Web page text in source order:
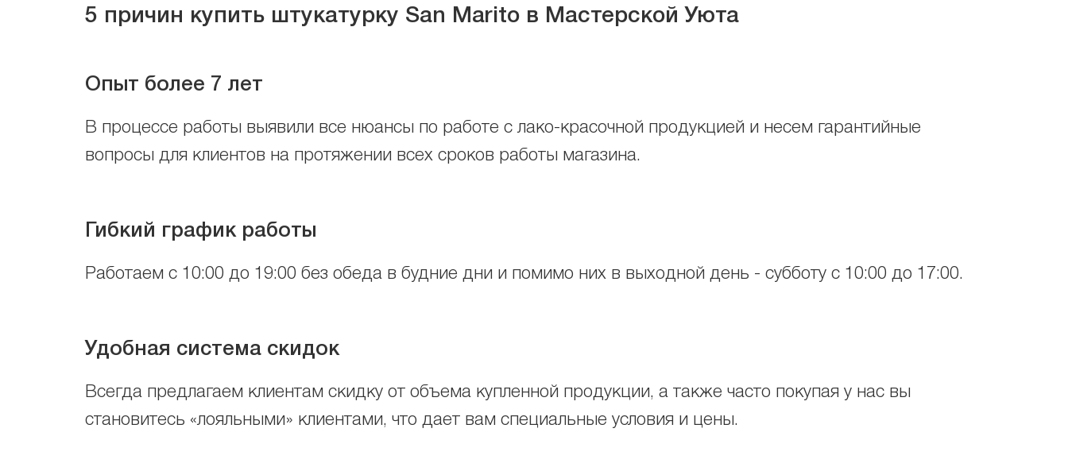
5 причин купить штукатурку San Marito в Мастерской Уюта
Опыт более 7 лет
В процессе работы выявили все нюансы по работе с лако-красочной продукцией и несем гарантийные
вопросы для клиентов на протяжении всех сроков работы магазина.
Гибкий график работы
Работаем с 10:00 до 19:00 без обеда в будние дни и помимо них в выходной день - субботу с 10:00 до 17:00.
Удобная система скидок
Всегда предлагаем клиентам скидку от объема купленной продукции, а также часто покупая у нас вы
становитесь «лояльными» клиентами, что дает вам специальные условия и цены.